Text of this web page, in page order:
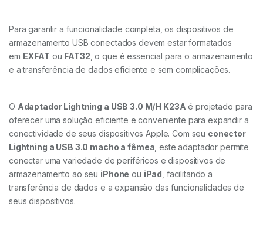
Para garantir a funcionalidade completa, os dispositivos de
armazenamento USB conectados devem estar formatados
em EXFAT ou FAT32 , o que é essencial para o armazenamento
e a transferência de dados eficiente e sem complicações.
O Adaptador Lightning a USB 3.0 M/H K23A é projetado para
oferecer uma solução eficiente e conveniente para expandir a
conectividade de seus dispositivos Apple. Com seu conector
Lightning a USB 3.0 macho a fêmea , este adaptador permite
conectar uma variedade de periféricos e dispositivos de
armazenamento ao seu iPhone ou iPad , facilitando a
transferência de dados e a expansão das funcionalidades de
seus dispositivos.